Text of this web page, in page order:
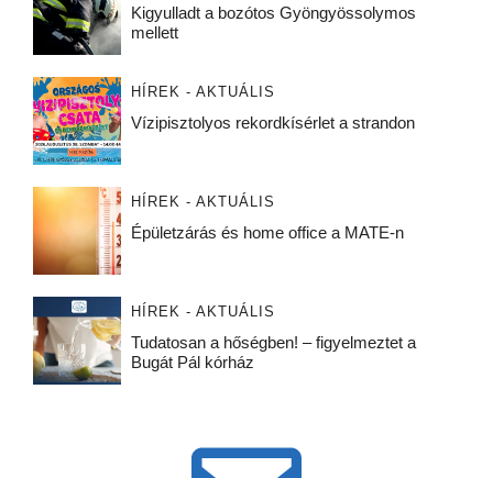
Kigyulladt a bozótos Gyöngyössolymos
mellett
HÍREK - AKTUÁLIS
Vízipisztolyos rekordkísérlet a strandon
HÍREK - AKTUÁLIS
Épületzárás és home office a MATE-n
HÍREK - AKTUÁLIS
Tudatosan a hőségben! – figyelmeztet a
Bugát Pál kórház